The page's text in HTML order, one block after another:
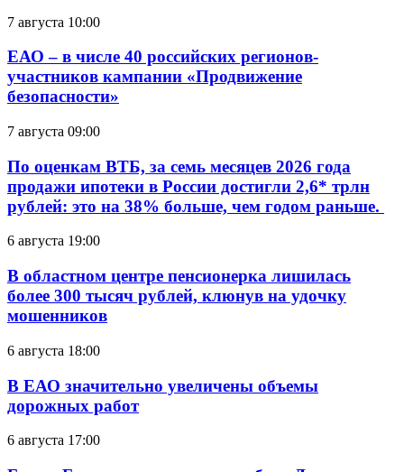
7 августа 10:00
ЕАО – в числе 40 российских регионов-
участников кампании «Продвижение
безопасности»
7 августа 09:00
По оценкам ВТБ, за семь месяцев 2026 года
продажи ипотеки в России достигли 2,6* трлн
рублей: это на 38% больше, чем годом раньше.
6 августа 19:00
В областном центре пенсионерка лишилась
более 300 тысяч рублей, клюнув на удочку
мошенников
6 августа 18:00
В ЕАО значительно увеличены объемы
дорожных работ
6 августа 17:00